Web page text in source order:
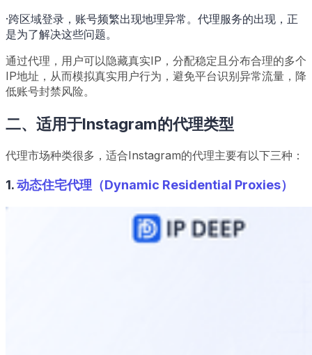
·跨区域登录，账号频繁出现地理异常。代理服务的出现，正
是为了解决这些问题。
通过代理，用户可以隐藏真实IP，分配稳定且分布合理的多个
IP地址，从而模拟真实用户行为，避免平台识别异常流量，降
低账号封禁风险。
二、适用于Instagram的代理类型
代理市场种类很多，适合Instagram的代理主要有以下三种：
1.动态住宅代理（Dynamic Residential Proxies）